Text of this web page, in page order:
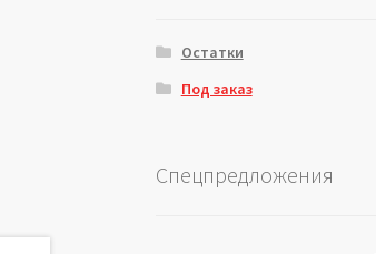
Остатки
Под заказ
Спецпредложения